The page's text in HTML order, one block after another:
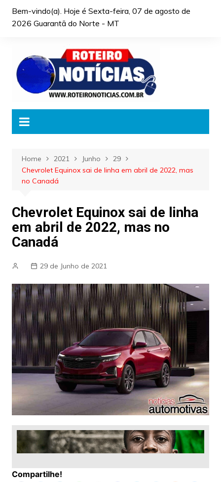
Bem-vindo(a). Hoje é Sexta-feira, 07 de agosto de
2026 Guarantã do Norte - MT
Home 2021 Junho
29
Chevrolet Equinox sai de linha em abril de 2022, mas
no Canadá
Chevrolet Equinox sai de linha
em abril de 2022, mas no
Canadá
29 de Junho de 2021
Compartilhe!